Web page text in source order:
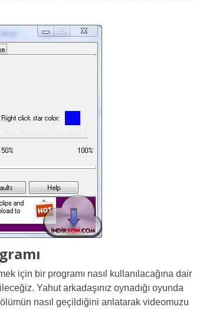
için bir programı nasıl kullanılacağına dair
Yahut arkadaşınız oynadığı oyunda
nasıl geçildiğini anlatarak videomuzu